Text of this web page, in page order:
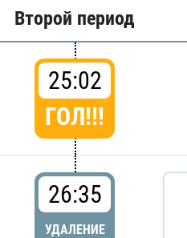
Второй период
25:02
ГОЛ!!!
26:35
УДАЛЕНИЕ